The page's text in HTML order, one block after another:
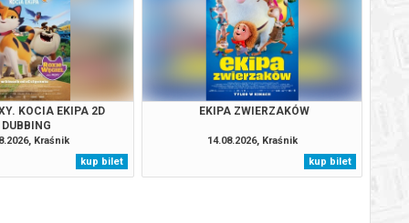
KOCIA EKIPA 2D
DUBBING
Kraśnik
kup bilet
EKIPA ZWIERZAKÓW
14.08.2026, Kraśnik
kup bilet